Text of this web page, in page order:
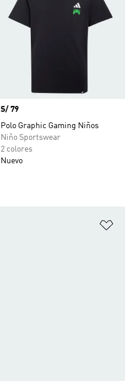
Precio
S/ 79
Polo Graphic Gaming Niños
Niño Sportswear
2 colores
Nuevo